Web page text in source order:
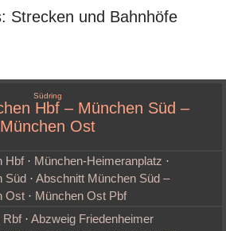
Strecken und Bahnhöfe
Südring
Hbf – München Süd –
München Ost
Hbf· München‑Heimeranplatz ·
Süd· Abschnitt München Süd –
Ost· München Ost Pbf
Rbf· Abzweig Friedenheimer